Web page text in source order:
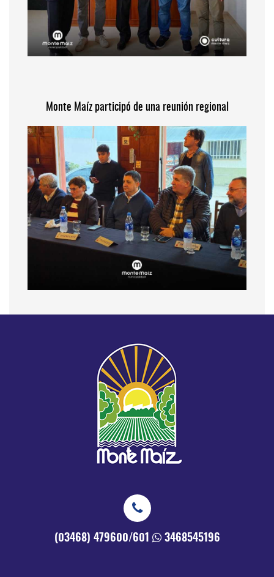
Monte Maíz participó de una reunión regional
(03468) 479600/601 3468545196